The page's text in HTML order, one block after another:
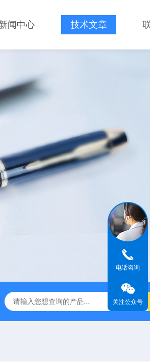
闻中心 技术文章
滤器 电子水处理器 反冲洗除污器
电话咨询
关注公众号